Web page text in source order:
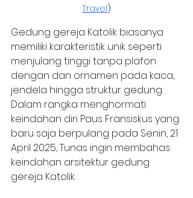
Travel)
Gedung gereja Katolik biasanya
memiliki karakteristik unik seperti
menjulang tinggi tanpa plafon
dengan dan ornamen pada kaca,
jendela hingga struktur gedung.
Dalam rangka menghormati
keindahan diri Paus Fransiskus yang
baru saja berpulang pada Senin, 21
April 2025, Tunas ingin membahas
keindahan arsitektur gedung
gereja Katolik.